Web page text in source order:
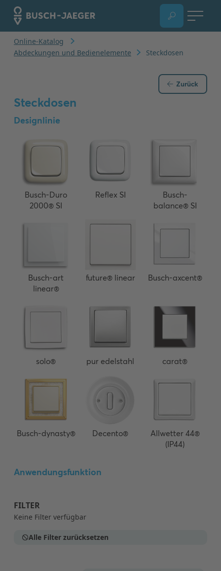
Zurück
Steckdosen
Designlinie
Busch-Duro
2000® SI
Reflex SI
Busch-
balance® SI
Busch-art
linear®
future® linear Busch-axcent®
solo® pur edelstahl carat®
Busch-dynasty® Decento®
Allwetter 44®
(IP44)
Anwendungsfunktion